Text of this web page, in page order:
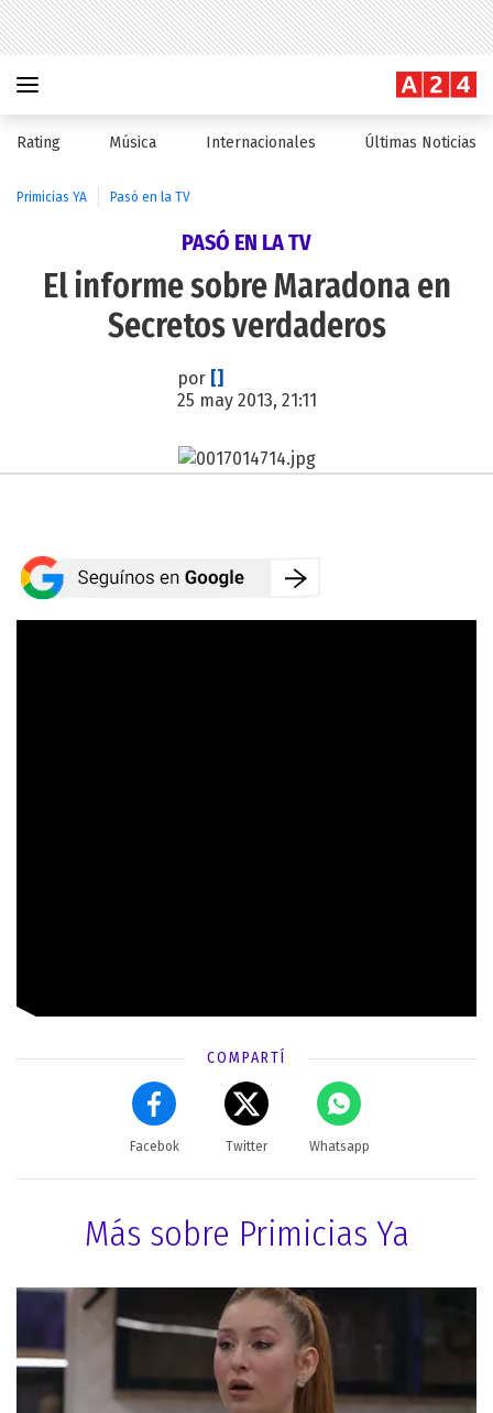
Rating Música Internacionales Últimas Noticias
Primicias YA Pasó en la TV
PASÓ EN LA TV
El informe sobre Maradona en
Secretos verdaderos
por []
25 may 2013, 21:11
COMPARTÍ
Facebok Twitter Whatsapp
Más sobre Primicias Ya